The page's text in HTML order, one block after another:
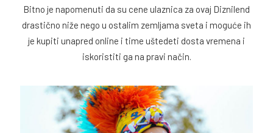
Bitno je napomenuti da su cene ulaznica za ovaj Diznilend
drastično niže nego u ostalim zemljama sveta i moguće ih
je kupiti unapred online i time uštedeti dosta vremena i
iskoristiti ga na pravi način.